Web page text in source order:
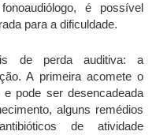
é possível
para a dificuldade.
de perda auditiva: a
A primeira acomete o
pode ser desencadeada
alguns remédios
de atividade